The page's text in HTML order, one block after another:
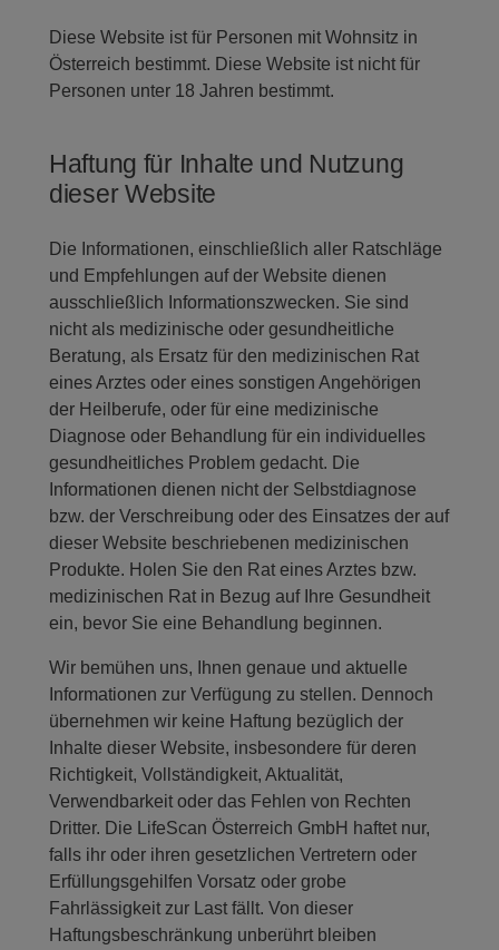
Diese Website ist für Personen mit Wohnsitz in
Österreich bestimmt. Diese Website ist nicht für
Personen unter 18 Jahren bestimmt.
Haftung für Inhalte und Nutzung
dieser Website
Die Informationen, einschließlich aller Ratschläge
und Empfehlungen auf der Website dienen
ausschließlich Informationszwecken. Sie sind
nicht als medizinische oder gesundheitliche
Beratung, als Ersatz für den medizinischen Rat
eines Arztes oder eines sonstigen Angehörigen
der Heilberufe, oder für eine medizinische
Diagnose oder Behandlung für ein individuelles
gesundheitliches Problem gedacht. Die
Informationen dienen nicht der Selbstdiagnose
bzw. der Verschreibung oder des Einsatzes der auf
dieser Website beschriebenen medizinischen
Produkte. Holen Sie den Rat eines Arztes bzw.
medizinischen Rat in Bezug auf Ihre Gesundheit
ein, bevor Sie eine Behandlung beginnen.
Wir bemühen uns, Ihnen genaue und aktuelle
Informationen zur Verfügung zu stellen. Dennoch
übernehmen wir keine Haftung bezüglich der
Inhalte dieser Website, insbesondere für deren
Richtigkeit, Vollständigkeit, Aktualität,
Verwendbarkeit oder das Fehlen von Rechten
Dritter. Die LifeScan Österreich GmbH haftet nur,
falls ihr oder ihren gesetzlichen Vertretern oder
Erfüllungsgehilfen Vorsatz oder grobe
Fahrlässigkeit zur Last fällt. Von dieser
Haftungsbeschränkung unberührt bleiben